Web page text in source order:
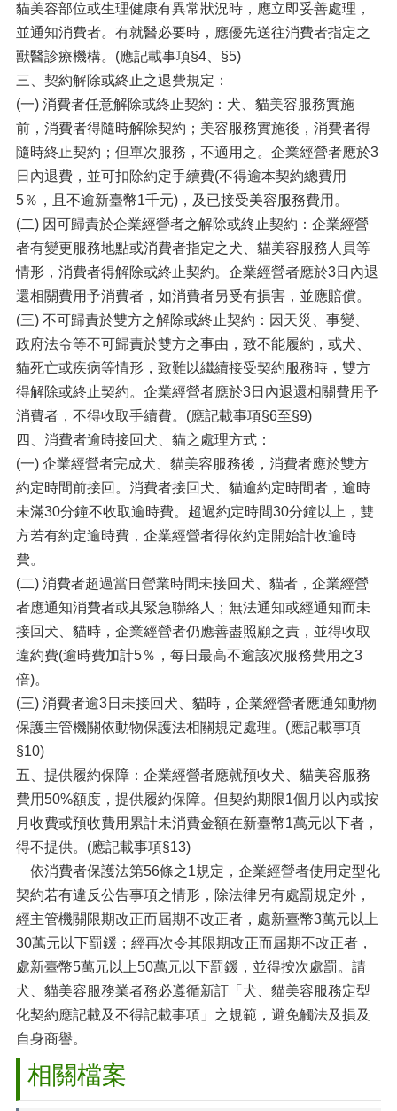
貓美容部位或生理健康有異常狀況時，應立即妥善處理，
並通知消費者。有就醫必要時，應優先送往消費者指定之
獸醫診療機構。(應記載事項§4、§5)
三、契約解除或終止之退費規定：
(一) 消費者任意解除或終止契約：犬、貓美容服務實施
前，消費者得隨時解除契約；美容服務實施後，消費者得
隨時終止契約；但單次服務，不適用之。企業經營者應於3
日內退費，並可扣除約定手續費(不得逾本契約總費用
5％，且不逾新臺幣1千元)，及已接受美容服務費用。
(二) 因可歸責於企業經營者之解除或終止契約：企業經營
者有變更服務地點或消費者指定之犬、貓美容服務人員等
情形，消費者得解除或終止契約。企業經營者應於3日內退
還相關費用予消費者，如消費者另受有損害，並應賠償。
(三) 不可歸責於雙方之解除或終止契約：因天災、事變、
政府法令等不可歸責於雙方之事由，致不能履約，或犬、
貓死亡或疾病等情形，致難以繼續接受契約服務時，雙方
得解除或終止契約。企業經營者應於3日內退還相關費用予
消費者，不得收取手續費。(應記載事項§6至§9)
四、消費者逾時接回犬、貓之處理方式：
(一) 企業經營者完成犬、貓美容服務後，消費者應於雙方
約定時間前接回。消費者接回犬、貓逾約定時間者，逾時
未滿30分鐘不收取逾時費。超過約定時間30分鐘以上，雙
方若有約定逾時費，企業經營者得依約定開始計收逾時
費。
(二) 消費者超過當日營業時間未接回犬、貓者，企業經營
者應通知消費者或其緊急聯絡人；無法通知或經通知而未
接回犬、貓時，企業經營者仍應善盡照顧之責，並得收取
違約費(逾時費加計5％，每日最高不逾該次服務費用之3
倍)。
(三) 消費者逾3日未接回犬、貓時，企業經營者應通知動物
保護主管機關依動物保護法相關規定處理。(應記載事項
§10)
五、提供履約保障：企業經營者應就預收犬、貓美容服務
費用50%額度，提供履約保障。但契約期限1個月以內或按
月收費或預收費用累計未消費金額在新臺幣1萬元以下者，
得不提供。(應記載事項§13)
依消費者保護法第56條之1規定，企業經營者使用定型化
契約若有違反公告事項之情形，除法律另有處罰規定外，
經主管機關限期改正而屆期不改正者，處新臺幣3萬元以上
30萬元以下罰鍰；經再次令其限期改正而屆期不改正者，
處新臺幣5萬元以上50萬元以下罰鍰，並得按次處罰。請
犬、貓美容服務業者務必遵循新訂「犬、貓美容服務定型
化契約應記載及不得記載事項」之規範，避免觸法及損及
自身商譽。
相關檔案